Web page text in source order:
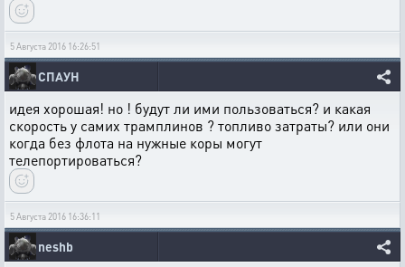
5 Августа 2016 16:26:51
СПАУН
идея хорошая! но ! будут ли ими пользоваться? и какая
скорость у самих трамплинов ? топливо затраты? или они
когда без флота на нужные коры могут
телепортироваться?
5 Августа 2016 16:36:11
neshb